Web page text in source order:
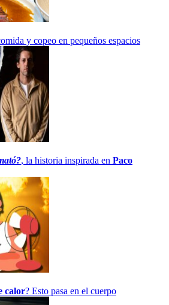
y copeo en pequeños espacios
, la historia inspirada en Paco
calor? Esto pasa en el cuerpo